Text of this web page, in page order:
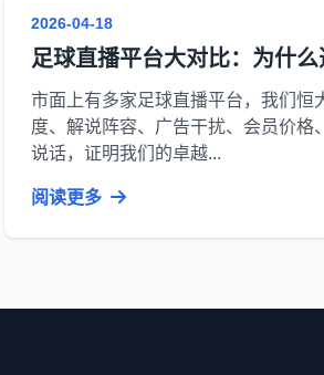
2026-04-18
足球直播平台大对比：为什么
市面上有多家足球直播平台，我们恒
度、解说阵容、广告干扰、会员价
说话，证明我们的卓越...
阅读更多